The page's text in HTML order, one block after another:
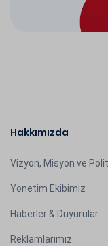
Hakkımızda
Vizyon, Misyon ve
Yönetim Ekibimiz
Haberler & Duyurular
Reklamlarımız